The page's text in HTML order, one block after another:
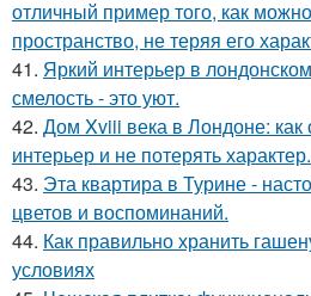
отличный пример того, как
пространство, не теряя его
41. Яркий интерьер в
смелость - это уют.
42. Дом Xviii века в Лондоне: как
интерьер и не потерять характер.
43. Эта квартира в Турине -
цветов и воспоминаний.
44. Как правильно хранить
условиях